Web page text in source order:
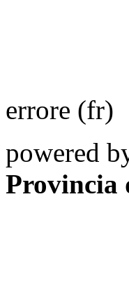
errore (fr)
powered
Provincia